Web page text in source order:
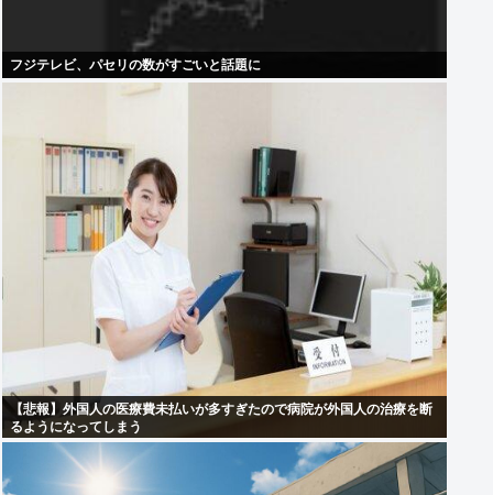
フジテレビ、パセリの数がすごいと話題に
【悲報】外国人の医療費未払いが多すぎたので病院が外国人の治療を断
るようになってしまう